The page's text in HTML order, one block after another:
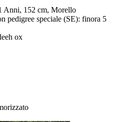
Anni, 152 cm, Morello
pedigree speciale (SE): finora 5
ox